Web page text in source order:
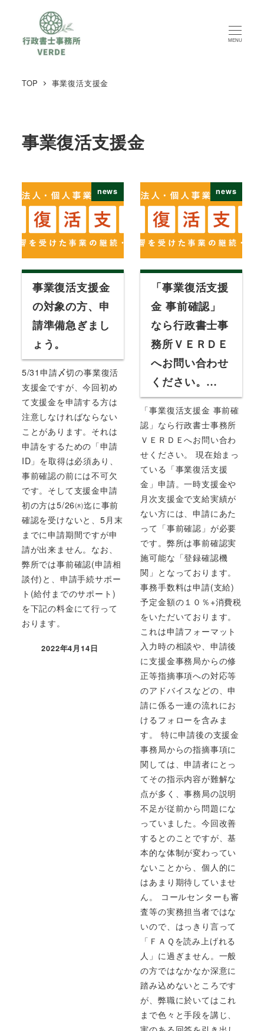
MENU
TOP 事業復活支援金
事業復活支援金
news
事業復活支援金
の対象の方、申
請準備急ぎまし
ょう。
5/31申請〆切の事業復活
支援金ですが、今回初め
て支援金を申請する方は
注意しなければならない
ことがあります。それは
申請をするための「申請
ID」を取得は必須あり、
事前確認の前には不可欠
です。そして支援金申請
初の方は5/26㈭迄に事前
確認を受けないと、5月末
までに申請期間ですが申
請が出来ません。なお、
弊所では事前確認(申請相
談付)と、申請手続サポー
ト(給付までのサポート)
を下記の料金にて行って
おります。
投稿日
2022年4月14日
news
「事業復活支援
金 事前確認」
なら行政書士事
務所ＶＥＲＤＥ
へお問い合わせ
ください。…
「事業復活支援金 事前確
認」なら行政書士事務所
ＶＥＲＤＥへお問い合わ
せください。 現在始まっ
ている「事業復活支援
金」申請。一時支援金や
月次支援金で支給実績が
ない方には、申請にあた
って「事前確認」が必要
です。弊所は事前確認実
施可能な「登録確認機
関」となっております。
事務手数料は申請(支給)
予定金額の１０％+消費税
をいただいております。
これは申請フォーマット
入力時の相談や、申請後
に支援金事務局からの修
正等指摘事項への対応等
のアドバイスなどの、申
請に係る一連の流れにお
けるフォローを含みま
す。 特に申請後の支援金
事務局からの指摘事項に
関しては、申請者にとっ
てその指示内容が難解な
点が多く、事務局の説明
不足が従前から問題にな
っていました。今回改善
するとのことですが、基
本的な体制が変わってい
ないことから、個人的に
はあまり期待していませ
ん。 コールセンターも審
査等の実務担当者ではな
いので、はっきり言って
「ＦＡＱを読み上げれる
人」に過ぎません。一般
の方ではなかなか深意に
踏み込めないところです
が、弊職に於いてはこれ
まで色々と手段を講じ、